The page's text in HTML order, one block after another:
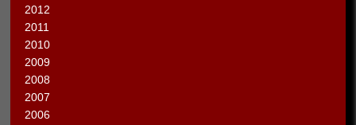
2012
2011
2010
2009
2008
2007
2006